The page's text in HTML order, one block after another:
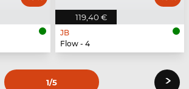
119,40 €
JB
Flow - 4
1/5 ›